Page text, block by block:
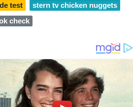
test
stern tv chicken nuggets
check